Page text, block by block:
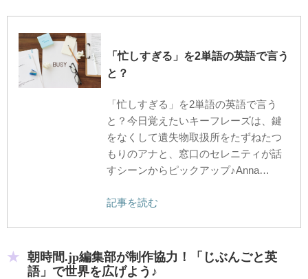
「忙しすぎる」を2単語の英語で言う
と？
「忙しすぎる」を2単語の英語で言う
と？今日覚えたいキーフレーズは、鍵
をなくして遺失物取扱所をたずねたつ
もりのアナと、窓口のセレニティが話
すシーンからピックアップ♪Anna…
記事を読む
朝時間.jp編集部が制作協力！「じぶんごと英
語」で世界を広げよう♪